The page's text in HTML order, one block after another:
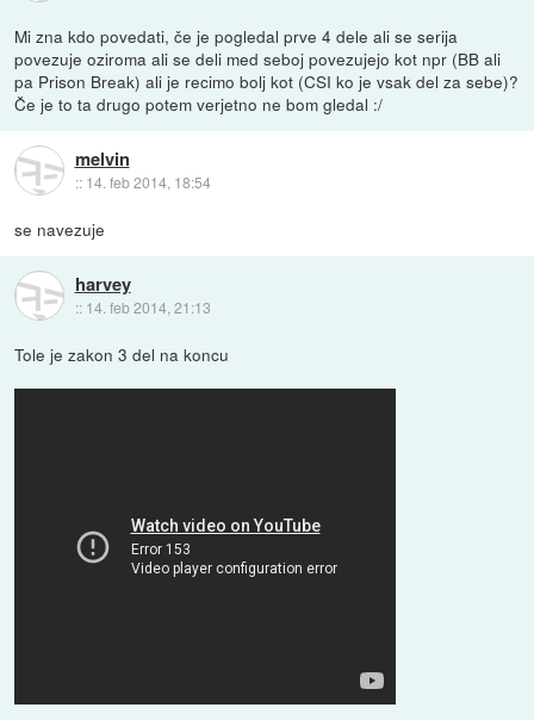
Mi zna kdo povedati, če je pogledal prve 4 dele ali se serija
povezuje oziroma ali se deli med seboj povezujejo kot npr (BB ali
pa Prison Break) ali je recimo bolj kot (CSI ko je vsak del za sebe)?
Če je to ta drugo potem verjetno ne bom gledal :/
melvin
:: 14. feb 2014, 18:54
se navezuje
harvey
:: 14. feb 2014, 21:13
Tole je zakon 3 del na koncu